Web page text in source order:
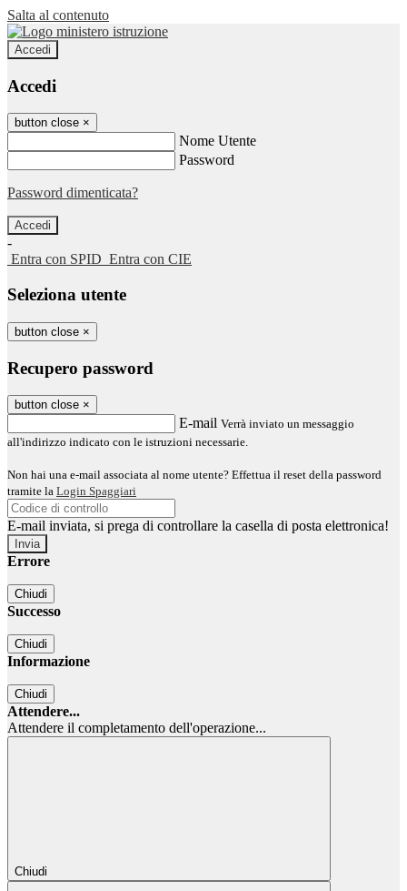
Salta al contenuto
Accedi
Accedi
button close ×
Nome Utente
Password
Password dimenticata?
-
Entra con SPID Entra con CIE
Seleziona utente
button close ×
Recupero password
button close ×
E-mail Verrà inviato un messaggio
all'indirizzo indicato con le istruzioni necessarie.
Non hai una e-mail associata al nome utente? Effettua il reset della password
tramite la Login Spaggiari
E-mail inviata, si prega di controllare la casella di posta elettronica!
Errore
Chiudi
Successo
Chiudi
Informazione
Chiudi
Attendere...
Attendere il completamento dell'operazione...
Chiudi